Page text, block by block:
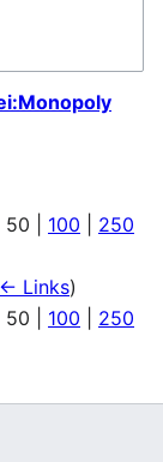
50 100
250
← Links)
50 100
250